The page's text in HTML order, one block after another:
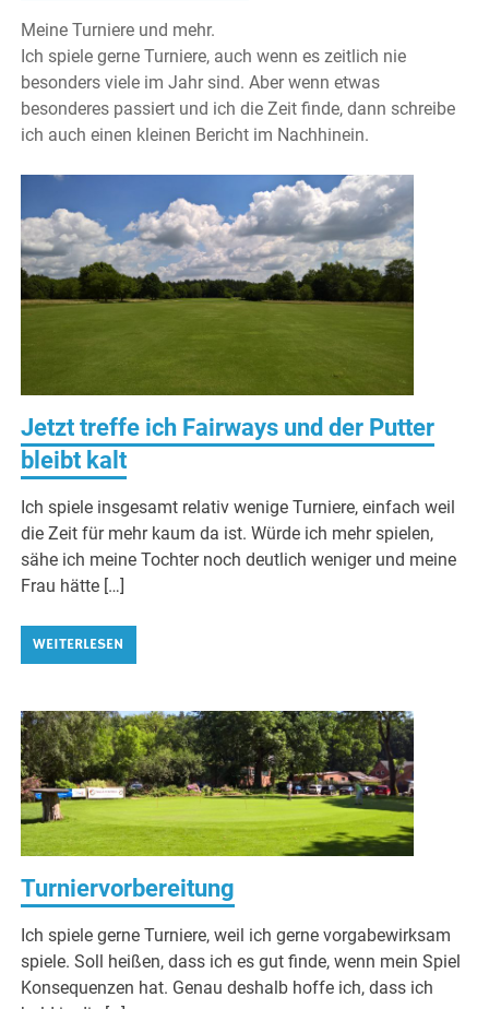
Meine Turniere und mehr.
Ich spiele gerne Turniere, auch wenn es zeitlich nie
besonders viele im Jahr sind. Aber wenn etwas
besonderes passiert und ich die Zeit finde, dann schreibe
ich auch einen kleinen Bericht im Nachhinein.
Jetzt treffe ich Fairways und der Putter
bleibt kalt
Ich spiele insgesamt relativ wenige Turniere, einfach weil
die Zeit für mehr kaum da ist. Würde ich mehr spielen,
sähe ich meine Tochter noch deutlich weniger und meine
Frau hätte […]
WEITERLESEN
Turniervorbereitung
Ich spiele gerne Turniere, weil ich gerne vorgabewirksam
spiele. Soll heißen, dass ich es gut finde, wenn mein Spiel
Konsequenzen hat. Genau deshalb hoffe ich, dass ich